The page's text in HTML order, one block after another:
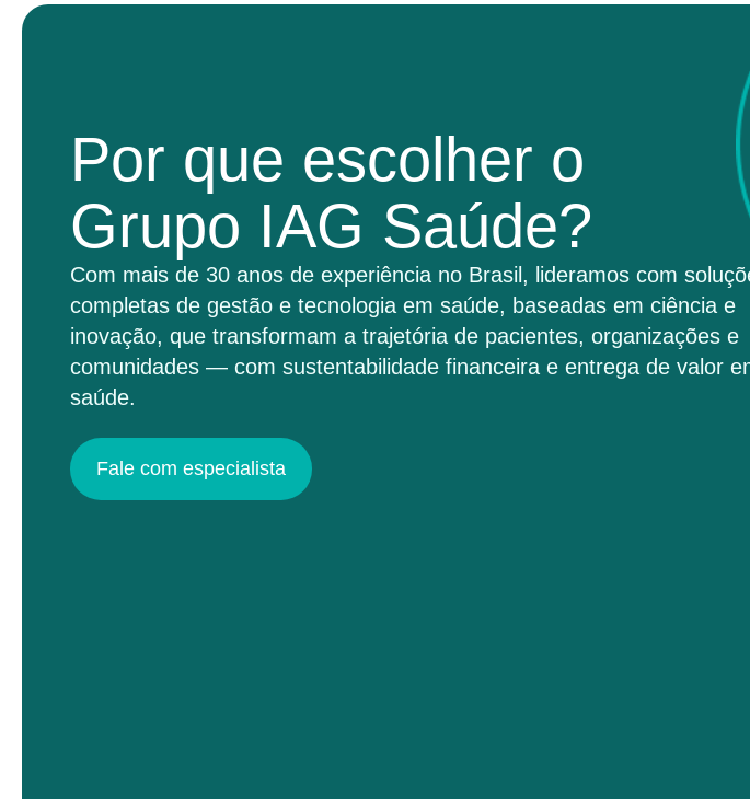
Por que escolher o
Grupo IAG Saúde?
Com mais de 30 anos de experiência no Brasil, lideramos com
completas de gestão e tecnologia em saúde, baseadas em ciência e
inovação, que transformam a trajetória de pacientes, organizações e
comunidades — com sustentabilidade financeira e entrega de valor
saúde.
Fale com especialista